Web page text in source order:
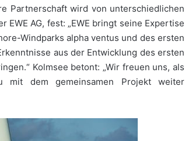
Partnerschaft wird von unterschiedlichen
AG, fest: „EWE bringt seine Expertise
Windparks alpha ventus und des ersten
aus der Entwicklung des ersten
Kolmsee betont: „Wir freuen uns, als
mit dem gemeinsamen Projekt weiter